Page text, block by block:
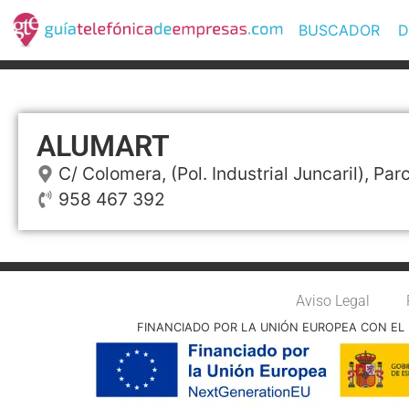
BUSCADOR
ALUMART
C/ Colomera, (Pol. Industrial Juncaril),
958 467 392
Aviso Legal
FINANCIADO POR LA UNIÓN EUROPEA CON